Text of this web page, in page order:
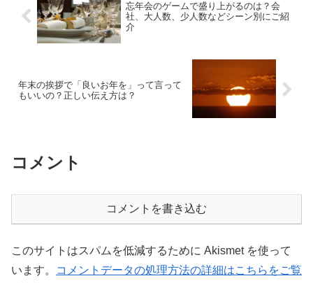
忘年会のゲームで盛り上がるのは？会
社、大人数、少人数などシーン別にご紹
介
年末の挨拶で「良いお年を」って言って
もいいの？正しい伝え方は？
コメント
コメントを書き込む
このサイトはスパムを低減するために Akismet を使って
います。
コメントデータの処理方法の詳細はこちらをご覧